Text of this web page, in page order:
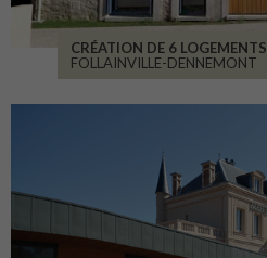
CRÉATION DE 6 LOGEMENTS
FOLLAINVILLE-DENNEMONT